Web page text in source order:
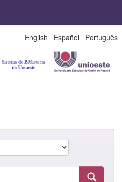
English Español Português